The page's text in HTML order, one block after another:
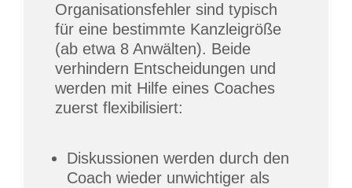
Organisationsfehler sind typisch
für eine bestimmte Kanzleigröße
(ab etwa 8 Anwälten). Beide
verhindern Entscheidungen und
werden mit Hilfe eines Coaches
zuerst flexibilisiert:
Diskussionen werden durch den
Coach wieder unwichtiger als